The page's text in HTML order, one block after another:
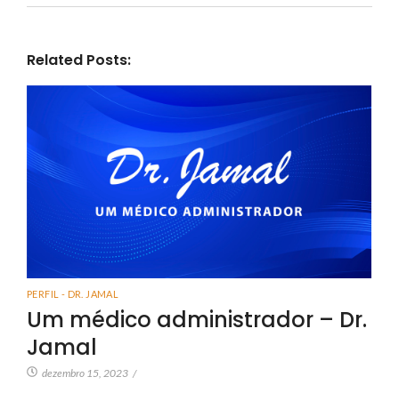
Related Posts:
PERFIL - DR. JAMAL
Um médico administrador – Dr.
Jamal
dezembro 15, 2023 /